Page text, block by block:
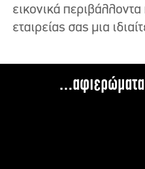
εικονικά περιβάλλοντα
εταιρείας σας μια
...αφιερώματα